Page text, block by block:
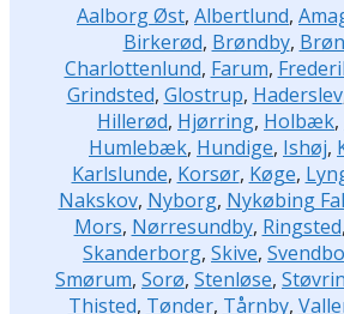
Aalborg Øst, Albertlund,
Birkerød, Brøndby,
Charlottenlund, Farum,
Grindsted, Glostrup, Haderslev
Hillerød, Hjørring, Holbæk,
Humlebæk, Hundige, Ishøj,
Karlslunde, Korsør, Køge,
Nakskov, Nyborg, Nykøbing
Mors, Nørresundby, Ringsted,
Skanderborg, Skive,
Smørum, Sorø, Stenløse,
Thisted, Tønder, Tårnby,